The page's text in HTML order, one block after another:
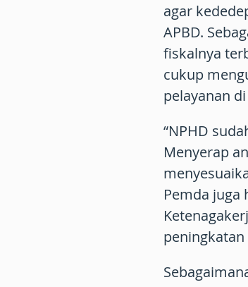
agar
APBD.
fiskalnya
cukup
pelayanan
“NPHD
Menyerap
Pemda juga